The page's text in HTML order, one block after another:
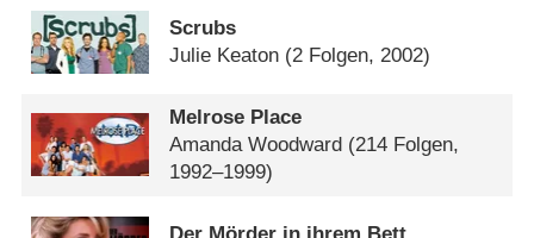
Scrubs
Julie Keaton (2 Folgen, 2002)
Melrose Place
Amanda Woodward (214 Folgen,
1992–1999)